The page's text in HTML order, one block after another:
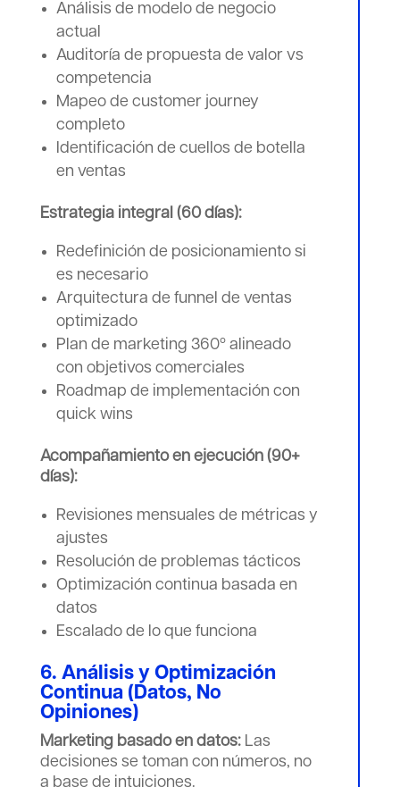
Análisis de modelo de negocio
actual
Auditoría de propuesta de valor vs
competencia
Mapeo de customer journey
completo
Identificación de cuellos de botella
en ventas
Estrategia integral (60 días):
Redefinición de posicionamiento si
es necesario
Arquitectura de funnel de ventas
optimizado
Plan de marketing 360º alineado
con objetivos comerciales
Roadmap de implementación con
quick wins
Acompañamiento en ejecución (90+
días):
Revisiones mensuales de métricas y
ajustes
Resolución de problemas tácticos
Optimización continua basada en
datos
Escalado de lo que funciona
6. Análisis y Optimización
Continua (Datos, No
Opiniones)
Marketing basado en datos:Las
decisiones se toman con números, no
a base de intuiciones.